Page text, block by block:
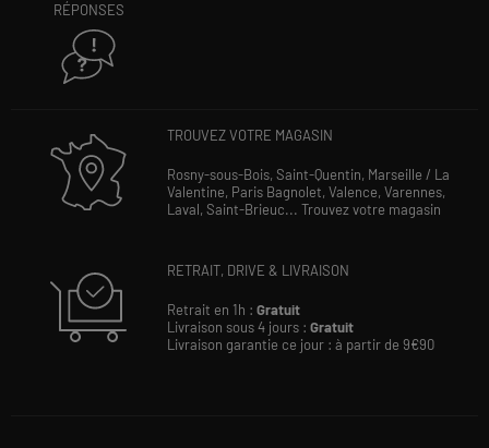
RÉPONSES
TROUVEZ VOTRE MAGASIN
Rosny-sous-Bois, Saint-Quentin, Marseille / La
Valentine, Paris Bagnolet, Valence, Varennes,
Laval, Saint-Brieuc... Trouvez votre magasin
RETRAIT, DRIVE & LIVRAISON
Retrait en 1h : Gratuit
Livraison sous 4 jours : Gratuit
Livraison garantie ce jour : à partir de 9€90